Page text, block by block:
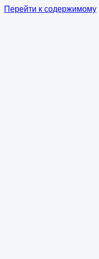
Перейти к содержимому